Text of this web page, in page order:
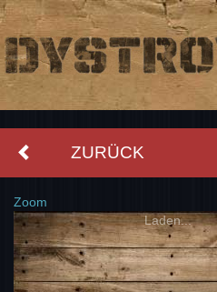
ZURÜCK
Zoom
Laden...